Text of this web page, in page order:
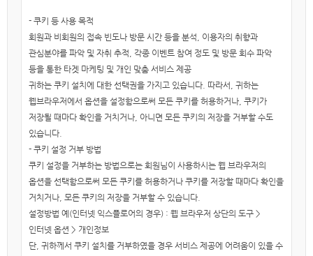
- 쿠키 등 사용 목적
회원과 비회원의 접속 빈도나 방문 시간 등을 분석, 이용자의 취향과
관심분야를 파악 및 자취 추적, 각종 이벤트 참여 정도 및 방문 회수 파악
등을 통한 타겟 마케팅 및 개인 맞춤 서비스 제공
귀하는 쿠키 설치에 대한 선택권을 가지고 있습니다. 따라서, 귀하는
웹브라우저에서 옵션을 설정함으로써 모든 쿠키를 허용하거나, 쿠키가
저장될 때마다 확인을 거치거나, 아니면 모든 쿠키의 저장을 거부할 수도
있습니다.
- 쿠키 설정 거부 방법
쿠키 설정을 거부하는 방법으로는 회원님이 사용하시는 웹 브라우저의
옵션을 선택함으로써 모든 쿠키를 허용하거나 쿠키를 저장할 때마다 확인을
거치거나, 모든 쿠키의 저장을 거부할 수 있습니다.
설정방법 예(인터넷 익스플로어의 경우) : 웹 브라우저 상단의 도구 >
인터넷 옵션 > 개인정보
단, 귀하께서 쿠키 설치를 거부하였을 경우 서비스 제공에 어려움이 있을 수